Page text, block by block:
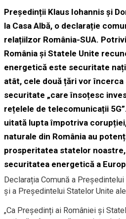
Președinții Klaus Iohannis și
la Casa Albă, o declarație
relațiilzor România-SUA.
România și Statele Unite
energetică este securitate
atât, cele două țări vor
securitate „care însoțesc
rețelele de telecomunicații
uitată lupta împotriva
naturale din România au
prosperitatea statelor
securitatea energetică a
Declarația Comună a
și a Președintelui Statelor Unite
„Ca Președinți ai României și